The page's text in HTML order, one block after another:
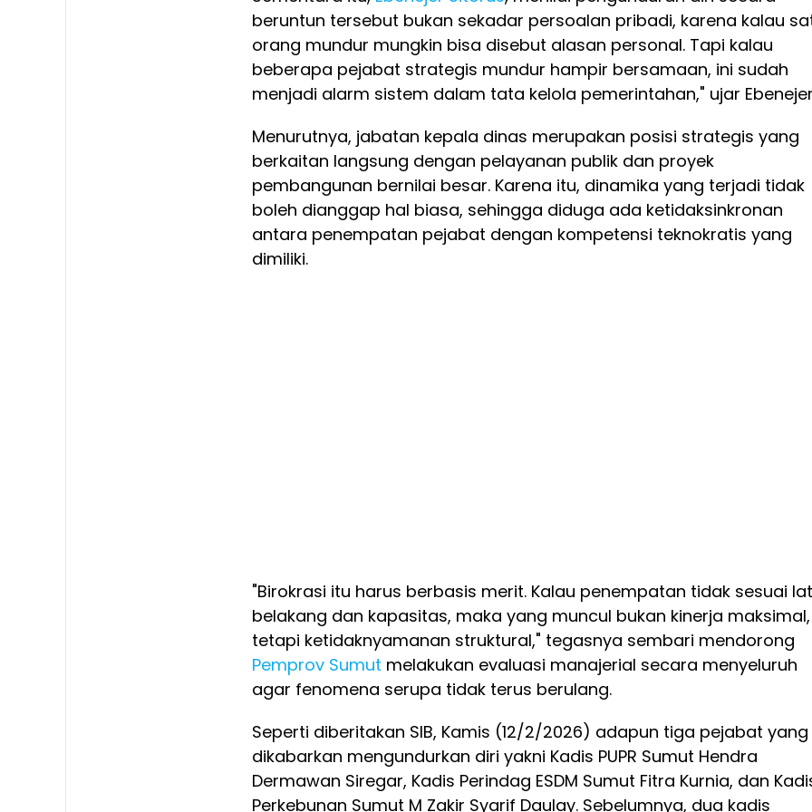
beruntun tersebut bukan sekadar persoalan pribadi, karena kalau
orang mundur mungkin bisa disebut alasan personal. Tapi kalau
beberapa pejabat strategis mundur hampir bersamaan, ini sudah
menjadi alarm sistem dalam tata kelola pemerintahan," ujar
Menurutnya, jabatan kepala dinas merupakan posisi strategis yang
berkaitan langsung dengan pelayanan publik dan proyek
pembangunan bernilai besar. Karena itu, dinamika yang terjadi tidak
boleh dianggap hal biasa, sehingga diduga ada ketidaksinkronan
antara penempatan pejabat dengan kompetensi teknokratis yang
dimiliki.
"Birokrasi itu harus berbasis merit. Kalau penempatan tidak sesuai
belakang dan kapasitas, maka yang muncul bukan kinerja maksimal,
tetapi ketidaknyamanan struktural," tegasnya sembari mendorong
Pemprov Sumut melakukan evaluasi manajerial secara menyeluruh
agar fenomena serupa tidak terus berulang.
Seperti diberitakan SIB, Kamis (12/2/2026) adapun tiga pejabat yang
dikabarkan mengundurkan diri yakni Kadis PUPR Sumut Hendra
Dermawan Siregar, Kadis Perindag ESDM Sumut Fitra Kurnia, dan
Perkebunan Sumut M Zakir Syarif Daulay. Sebelumnya, dua kadis